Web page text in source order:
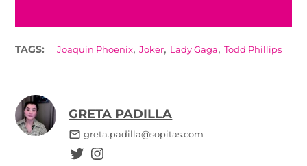
TAGS: Joaquin Phoenix,Joker, Lady Gaga,Todd Phillips
GRETA PADILLA
greta.padilla@sopitas.com